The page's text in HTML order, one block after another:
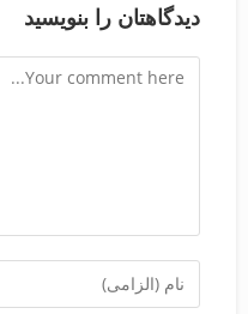
دیدگاهتان را بنویسید